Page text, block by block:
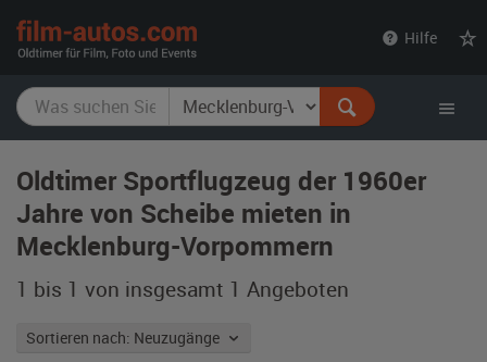
Hilfe
Oldtimer Sportflugzeug der 1960er
Jahre von Scheibe mieten in
Mecklenburg-Vorpommern
1 bis 1 von insgesamt 1 Angeboten
Sortieren nach: Neuzugänge